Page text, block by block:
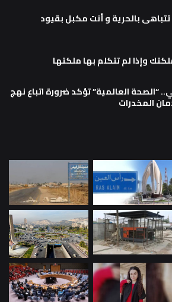
بالحرية و أنت مكبل بقيود
وإذا لم تتكلم بها ملكتها
“الصحة العالمية” تؤكد ضرورة اتباع نهج
المخدرات